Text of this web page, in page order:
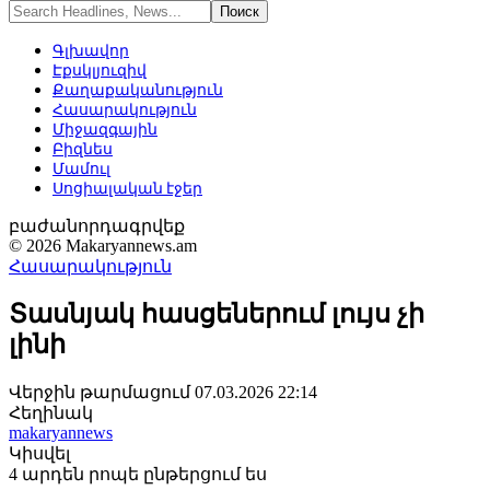
Գլխավոր
Էքսկլյուզիվ
Քաղաքականություն
Հասարակություն
Միջազգային
Բիզնես
Մամուլ
Սոցիալական էջեր
բաժանորդագրվեք
© 2026 Makaryannews.am
Հասարակություն
Տասնյակ հասցեներում լույս չի
լինի
Վերջին թարմացում 07.03.2026 22:14
Հեղինակ
makaryannews
Կիսվել
4 արդեն րոպե ընթերցում ես